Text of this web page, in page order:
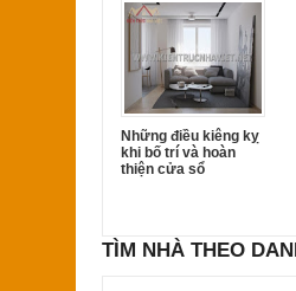
Những điều kiêng kỵ
khi bố trí và hoàn
thiện cửa sổ
TÌM NHÀ THEO